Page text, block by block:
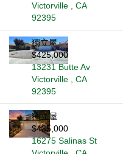
Victorville , CA
92395
獨立屋
$425,000
13231 Butte Av
Victorville , CA
92395
獨立屋
$435,000
16275 Salinas St